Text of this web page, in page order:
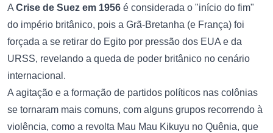
A Crise de Suez em 1956 é considerada o "início do fim"
do império britânico, pois a Grã-Bretanha (e França) foi
forçada a se retirar do Egito por pressão dos EUA e da
URSS, revelando a queda de poder britânico no cenário
internacional.
A agitação e a formação de partidos políticos nas colônias
se tornaram mais comuns, com alguns grupos recorrendo à
violência, como a revolta Mau Mau Kikuyu no Quênia, que